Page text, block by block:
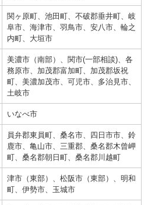
関ヶ原町、池田町、不破郡垂井町、岐
阜市、海津市、羽鳥市、安八市、輪之
内町、大垣市
美濃市（南部）、関市(一部相談)、各
務原市、加茂郡富加町、加茂郡坂祝
町、美濃加茂市、可児市、多治見市、
土岐市
いなべ市
員弁郡東員町、桑名市、四日市市、鈴
鹿市、亀山市、三重郡、桑名郡木曾岬
町、桑名郡朝日町、桑名郡川越町
津市（東部）、松阪市（東部）、明和
町、伊勢市、玉城市